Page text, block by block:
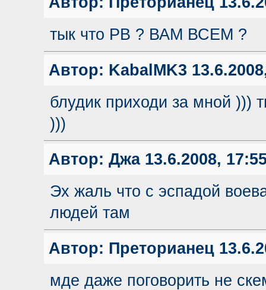
тык что РВ ? ВАМ ВСЕМ ?
Автор: KabalMK3
блудик приходи за мной
)))
Автор: Джа13.6.2008,
Эх жаль что с эспадой
людей там
Автор: Преторианец
мде даже поговорить не